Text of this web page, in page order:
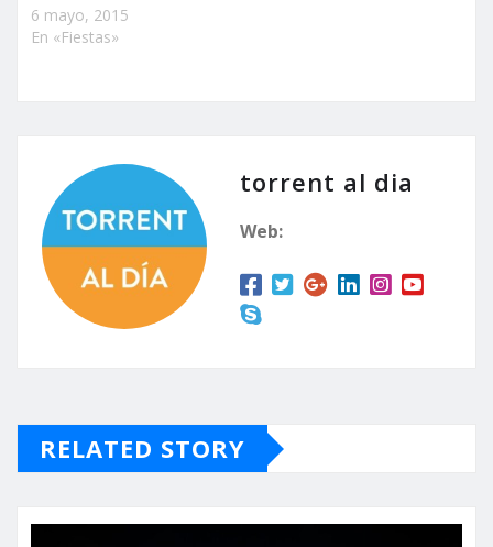
6 mayo, 2015
En «Fiestas»
torrent al dia
Web:
RELATED STORY